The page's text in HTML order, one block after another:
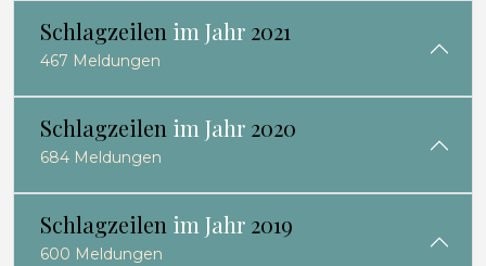
Schlagzeilen im Jahr 2021
467 Meldungen
Schlagzeilen im Jahr 2020
684 Meldungen
Schlagzeilen im Jahr 2019
600 Meldungen